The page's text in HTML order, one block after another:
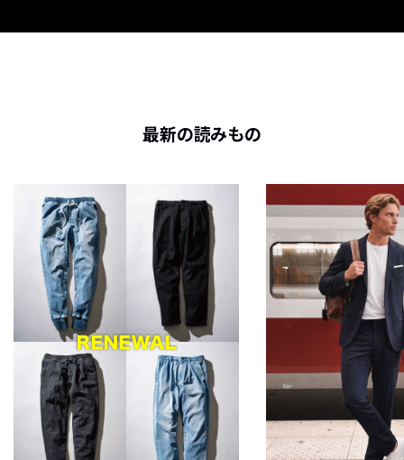
最新の読みもの